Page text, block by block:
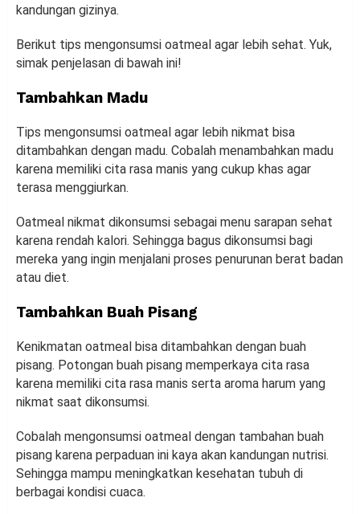
kandungan gizinya.
Berikut tips mengonsumsi oatmeal agar lebih sehat. Yuk,
simak penjelasan di bawah ini!
Tambahkan Madu
Tips mengonsumsi oatmeal agar lebih nikmat bisa
ditambahkan dengan madu. Cobalah menambahkan madu
karena memiliki cita rasa manis yang cukup khas agar
terasa menggiurkan.
Oatmeal nikmat dikonsumsi sebagai menu sarapan sehat
karena rendah kalori. Sehingga bagus dikonsumsi bagi
mereka yang ingin menjalani proses penurunan berat badan
atau diet.
Tambahkan Buah Pisang
Kenikmatan oatmeal bisa ditambahkan dengan buah
pisang. Potongan buah pisang memperkaya cita rasa
karena memiliki cita rasa manis serta aroma harum yang
nikmat saat dikonsumsi.
Cobalah mengonsumsi oatmeal dengan tambahan buah
pisang karena perpaduan ini kaya akan kandungan nutrisi.
Sehingga mampu meningkatkan kesehatan tubuh di
berbagai kondisi cuaca.